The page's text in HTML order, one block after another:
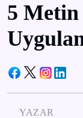
5
YAZAR